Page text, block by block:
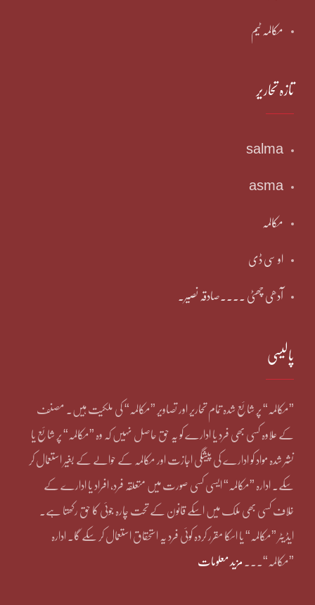
مکالمہ ٹیم
تازہ تحاریر
salma
asma
مکالمہ
او سی ڈی
آدھی چھٹی ۔۔۔۔صادقہ نصیر۔
پالیسی
”مکالمہ“ پر شائع شدہ تمام تحاریر اور تصاویر ”مکالمہ“ کی ملکیت ہیں۔ مصنف
کے علاوہ کسی بھی فرد یا ادارے کو یہ حق حاصل نہیں کہ وہ ”مکالمہ“ پر شائع یا
نشر شدہ مواد کو ادارے کی پیشگی اجازت اور مکالمہ کے حوالے کے بغیر استعمال کر
سکے۔ ادارہ ”مکالمہ“ ایسی کسی صورت میں متعلقہ فرد، افراد یا ادارے کے
خلاف کسی بھی ملک میں اسکے قانون کے تحت چارہ جوئی کا حق رکھتا ہے۔
ایڈیٹر ”مکالمہ“ یا اسکا مقرر کردہ کوئی فرد یہ استحقاق استعمال کر سکے گا۔ ادارہ
”مکالمہ“۔۔۔ مزید معلومات